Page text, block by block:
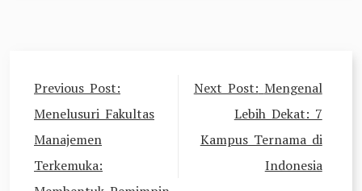
Post
navigation
Previous Post:
Menelusuri Fakultas
Manajemen
Terkemuka:
Next Post: Mengenal
Lebih Dekat: 7
Kampus Ternama di
Indonesia